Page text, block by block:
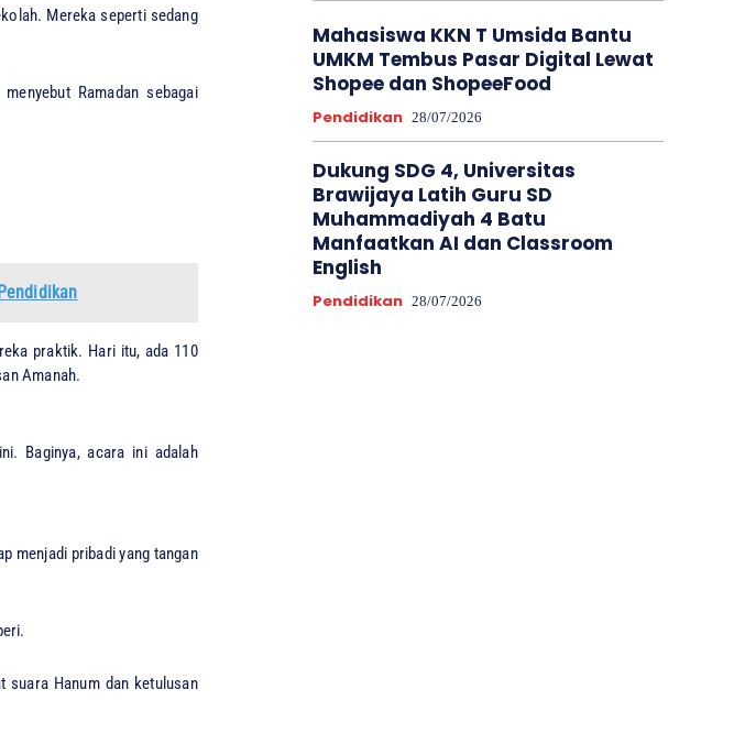
Mereka seperti sedang
Ramadan sebagai
praktik. Hari itu, ada 110
Amanah.
Baginya, acara ini adalah
menjadi pribadi yang tangan
suara Hanum dan ketulusan
Mahasiswa KKN T Umsida Bantu
UMKM Tembus Pasar Digital Lewat
Shopee dan ShopeeFood
Pendidikan 28/07/2026
Dukung SDG 4, Universitas
Brawijaya Latih Guru SD
Muhammadiyah 4 Batu
Manfaatkan AI dan Classroom
English
Pendidikan 28/07/2026